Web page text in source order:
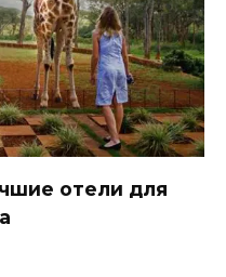
отели для